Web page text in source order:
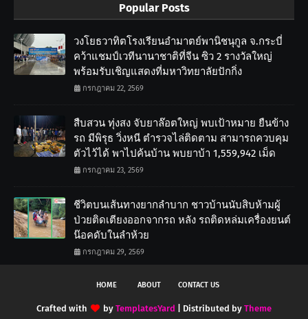
Popular Posts
วงโยธวาทิตโรงเรียนอำมาตย์พานิชนุกูล จ.กระบี่
คว้าแชมป์เวทีนานาชาติที่จีน ซิว 2 รางวัลใหญ่
พร้อมรับเชิญแสดงที่มหาวิทยาลัยปักกิ่ง
กรกฎาคม 22, 2569
สืบสวน ทุ่งสง จับยาล๊อตใหญ่ พบเป้าหมาย ยืนข้าง
รถ มีพิรุธ วิ่งหนี ตำรวจไล่ติดตาม สามารถควบคุม
ตัวไว้ได้ พาไปค้นบ้าน พบยาบ้า 1,559,942 เม็ด
กรกฎาคม 23, 2569
ชีวิตบนเส้นทางยากลำบาก ชาวบ้านนับสิบห้ามผู้
ป่วยติดเตียงออกจากรถ หลัง รถติดหล่มเครื่องยนต์
น๊อคดับในลำห้วย
กรกฎาคม 29, 2569
HOME ABOUT CONTACT US
Crafted with by TemplatesYard | Distributed by Theme